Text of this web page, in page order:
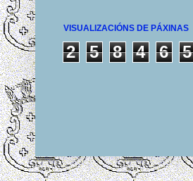
VISUALIZACIÓNS DE PÁXINAS
2 5 8 4 6 5